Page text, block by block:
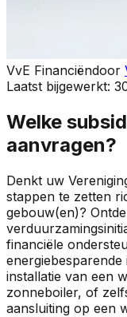
VvE Financiëndoor
Laatst bijgewerkt:
Welke
aanvragen?
Denkt uw
stappen te zetten
gebouw(en)?
financiële
energiebesparende
installatie van een
zonneboiler, of
aansluiting op een